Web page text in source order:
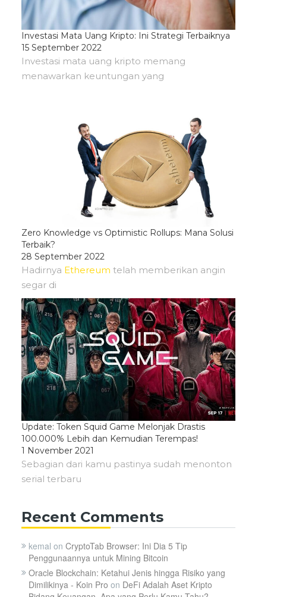
Investasi Mata Uang Kripto: Ini Strategi Terbaiknya
15 September 2022
Investasi mata uang kripto memang
menawarkan keuntungan yang
Zero Knowledge vs Optimistic Rollups: Mana Solusi
Terbaik?
28 September 2022
Hadirnya Ethereum telah memberikan angin
segar di
Update: Token Squid Game Melonjak Drastis
100.000% Lebih dan Kemudian Terempas!
1 November 2021
Sebagian dari kamu pastinya sudah menonton
serial terbaru
Recent Comments
kemal on CryptoTab Browser: Ini Dia 5 Tip
Penggunaannya untuk Mining Bitcoin
Oracle Blockchain: Ketahui Jenis hingga Risiko yang
Dimilikinya - Koin Pro on DeFi Adalah Aset Kripto